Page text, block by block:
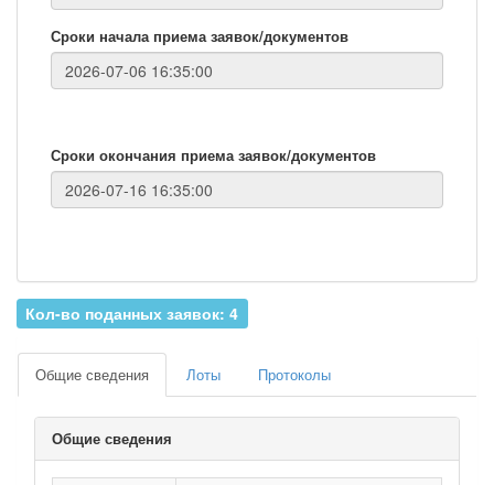
Сроки начала приема заявок/документов
Сроки окончания приема заявок/документов
Кол-во поданных заявок: 4
Общие сведения Лоты Протоколы
Общие сведения